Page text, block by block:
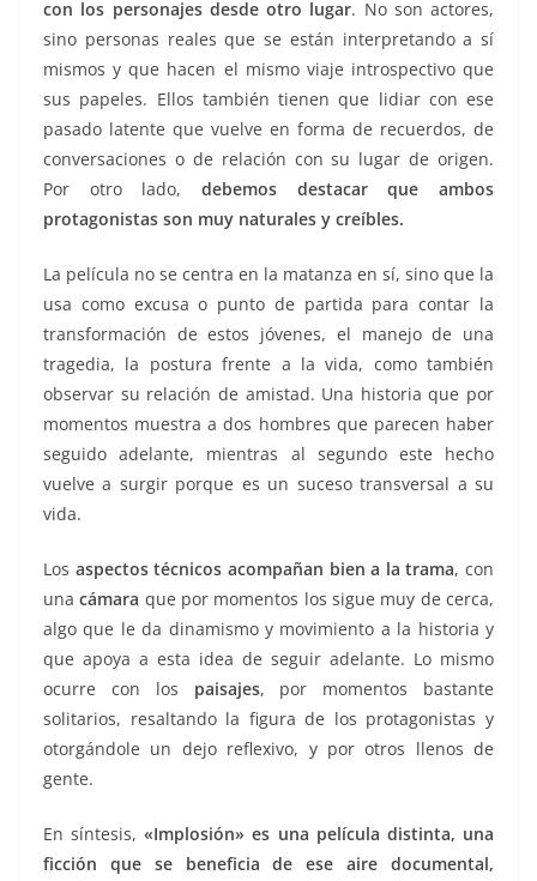
con los personajes desde otro lugar. No son actores,
sino personas reales que se están interpretando a sí
mismos y que hacen el mismo viaje introspectivo que
sus papeles. Ellos también tienen que lidiar con ese
pasado latente que vuelve en forma de recuerdos, de
conversaciones o de relación con su lugar de origen.
Por otro lado, debemos destacar que ambos
protagonistas son muy naturales y creíbles.
La película no se centra en la matanza en sí, sino que la
usa como excusa o punto de partida para contar la
transformación de estos jóvenes, el manejo de una
tragedia, la postura frente a la vida, como también
observar su relación de amistad. Una historia que por
momentos muestra a dos hombres que parecen haber
seguido adelante, mientras al segundo este hecho
vuelve a surgir porque es un suceso transversal a su
vida.
Los aspectos técnicos acompañan bien a la trama, con
unacámara que por momentos los sigue muy de cerca,
algo que le da dinamismo y movimiento a la historia y
que apoya a esta idea de seguir adelante. Lo mismo
ocurre con los paisajes, por momentos bastante
solitarios, resaltando la figura de los protagonistas y
otorgándole un dejo reflexivo, y por otros llenos de
gente.
En síntesis,«Implosión» es una película distinta, una
ficción que se beneficia de ese aire documental,